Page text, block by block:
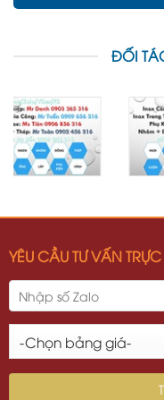
ĐỐI
YÊU CẦU TƯ VẤN TRỰC